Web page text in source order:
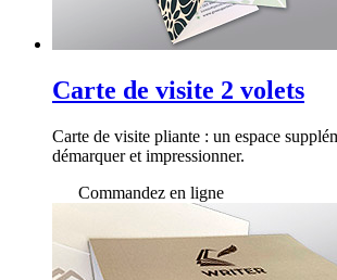
Carte de visite 2 volets
Carte de visite pliante : un espace
démarquer et impressionner.
Commandez en ligne